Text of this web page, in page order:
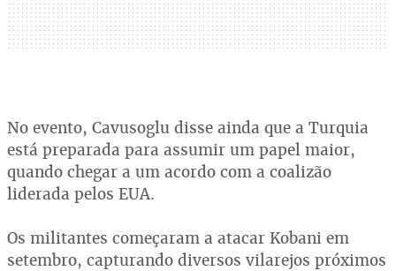
No evento, Cavusoglu disse ainda que a Turquia
está preparada para assumir um papel maior,
quando chegar a um acordo com a coalizão
liderada pelos EUA.
Os militantes começaram a atacar Kobani em
setembro, capturando diversos vilarejos próximos